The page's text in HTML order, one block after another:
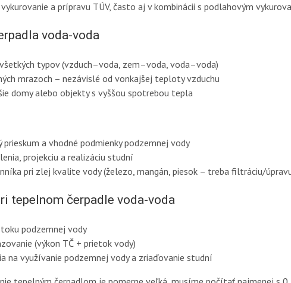
a prípravu TÚV, často aj v kombinácii s podlahovým
voda-voda
typov (vzduch–voda, zem–voda, voda–voda)
mrazoch – nezávislé od vonkajšej teploty vzduchu
domy alebo objekty s vyššou spotrebou tepla
prieskum a vhodné podmienky podzemnej vody
projekciu a realizáciu studní
pri zlej kvalite vody (železo, mangán, piesok – treba filtráciu/
tepelnom čerpadle voda-voda
podzemnej vody
(výkon TČ + prietok vody)
na využívanie podzemnej vody a zriaďovanie studní